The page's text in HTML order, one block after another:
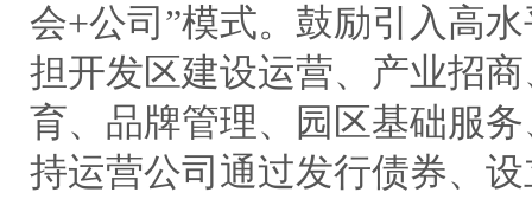
会+公司”模式。鼓励引入高
担开发区建设运营、产业招
育、品牌管理、园区基础服
持运营公司通过发行债券、